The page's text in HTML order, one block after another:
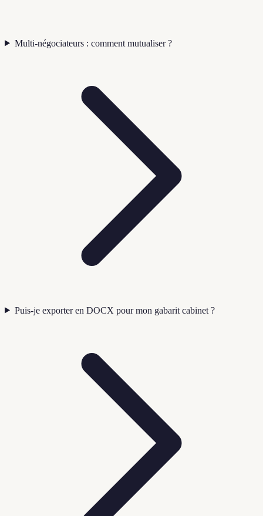
Multi-négociateurs : comment mutualiser ?
Puis-je exporter en DOCX pour mon gabarit cabinet ?